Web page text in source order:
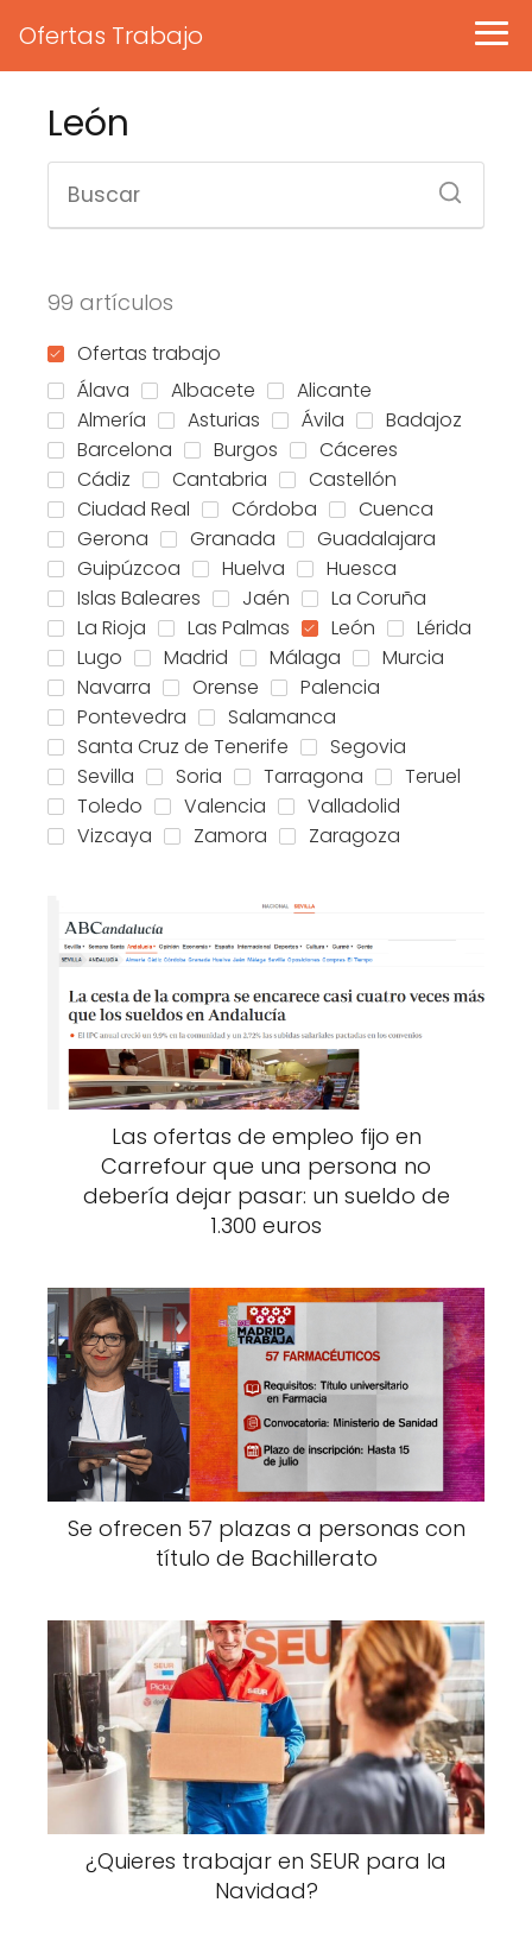
Ofertas Trabajo
León
99 artículos
Ofertas trabajo
Álava
Albacete
Alicante
Almería
Asturias Ávila
Badajoz
Barcelona
Burgos
Cáceres
Cádiz
Cantabria
Castellón
Ciudad Real
Córdoba
Cuenca
Gerona
Granada
Guadalajara
Guipúzcoa
Huelva
Huesca
Islas Baleares
Jaén
La Coruña
La Rioja
Las Palmas León
Lérida
Lugo
Madrid Málaga
Murcia
Navarra
Orense
Palencia
Pontevedra
Salamanca
Santa Cruz de Tenerife
Segovia
Sevilla
Soria Tarragona
Teruel
Toledo
Valencia
Valladolid
Vizcaya
Zamora Zaragoza
Las ofertas de empleo fijo en
Carrefour que una persona no
debería dejar pasar: un sueldo de
1.300 euros
Se ofrecen 57 plazas a personas con
título de Bachillerato
¿Quieres trabajar en SEUR para la
Navidad?